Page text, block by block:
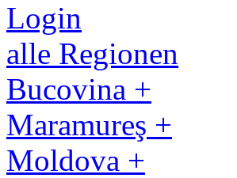
Login
alle Regionen
Bucovina +
Maramureş +
Moldova +